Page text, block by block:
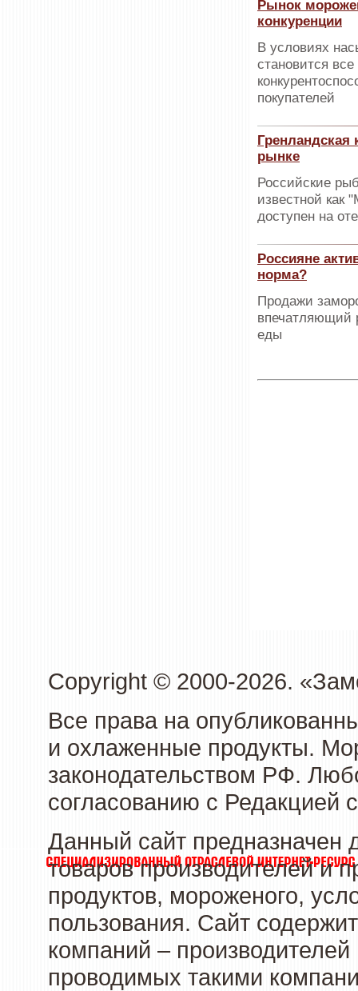
Рынок
конкуренции
В условиях
становится
покупателей
Гренландская
рынке
Российские
известной как
доступен на
Россияне
норма?
Продажи
впечатляющий
еды
Copyright © 2000-2026.
Все права на
и охлаженные продукты.
законодательством РФ.
согласованию с Редакцией
Данный сайт предназначен
товаров производителей и
продуктов, мороженого,
пользования. Сайт
компаний –
проводимых такими